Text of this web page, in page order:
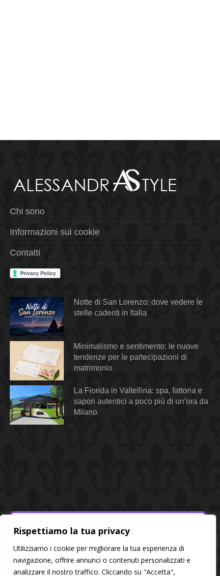
Rispettiamo la tua privacy
Utilizziamo i cookie per migliorare la tua esperienza di
navigazione, offrire annunci o contenuti personalizzati e
analizzare il nostro traffico. Cliccando su "Accetta",
Chi sono
Informazioni sui cookie
Contatti
Notte di San Lorenzo: dove vedere le
stelle cadenti in Italia
Minimalismo e sentimento: le nuove
tendenze per le partecipazioni di
matrimonio
La Fiorida in Valtellina: spa, fattoria e
sapori autentici a poco più di un’ora da
Milano